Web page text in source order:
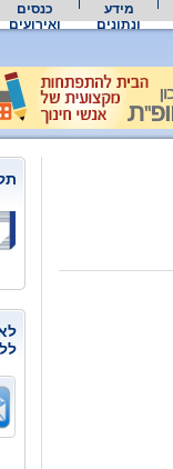
מידע
ונתונים
כנסים
ואירועים